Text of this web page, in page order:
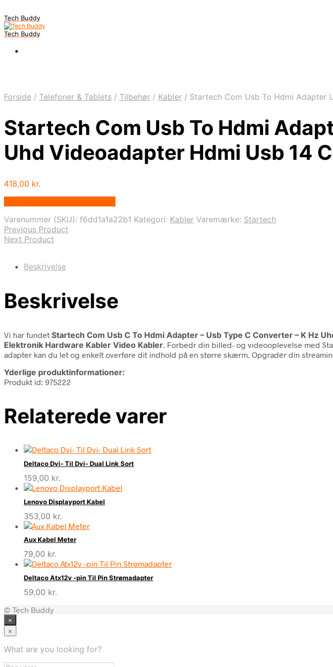
Tech Buddy
Tech Buddy
Forside / Telefoner & Tablets / Tilbehør / Kabler / Startech Com Usb To Hdmi Adapter
Startech Com Usb To Hdmi
Uhd Videoadapter Hdmi Usb 14
418,00 kr.
Varenummer (SKU): f6dd1a1a22b1 Kategori: Kabler Varemærke: Startech
Previous Product
Next Product
Beskrivelse
Beskrivelse
Vi har fundet Startech Com Usb C To Hdmi Adapter – Usb Type C Converter – K Hz
Elektronik Hardware Kabler Video Kabler . Forbedr din billed- og videooplevelse med
adapter kan du let og enkelt overføre dit indhold på en større skærm. Opgradér din
Yderlige produktinformationer:
Produkt id: 975222
Relaterede varer
Deltaco Dvi- Til Dvi- Dual Link Sort
159,00 kr.
Lenovo Displayport Kabel
353,00 kr.
Aux Kabel Meter
79,00 kr.
Deltaco Atx12v -pin Til Pin Strømadapter
59,00 kr.
© Tech Buddy
×
×
What are you looking for?